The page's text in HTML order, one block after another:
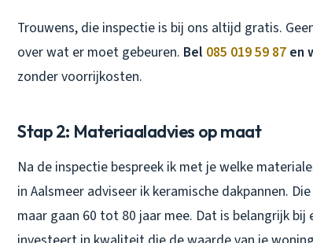
Trouwens, die inspectie is bij ons altijd gratis.
over wat er moet gebeuren. Bel 085 019 59 87 en
zonder voorrijkosten.
Stap 2: Materiaaladvies op maat
Na de inspectie bespreek ik met je welke
in Aalsmeer adviseer ik keramische dakpannen.
maar gaan 60 tot 80 jaar mee. Dat is belangrijk bij